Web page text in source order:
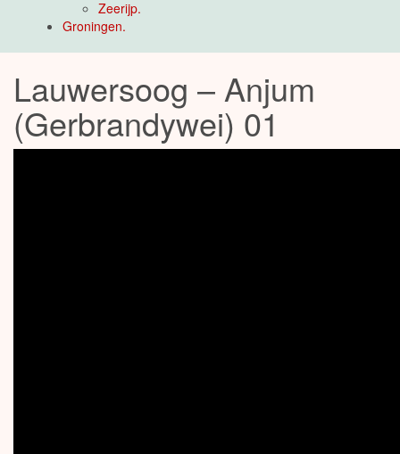
Zeerijp.
Groningen.
Lauwersoog – Anjum
(Gerbrandywei) 01